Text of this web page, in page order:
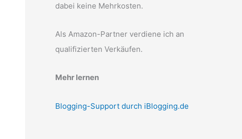
dabei keine Mehrkosten.
Als Amazon-Partner verdiene ich an
qualifizierten Verkäufen.
Mehr lernen
Blogging-Support durch iBlogging.de